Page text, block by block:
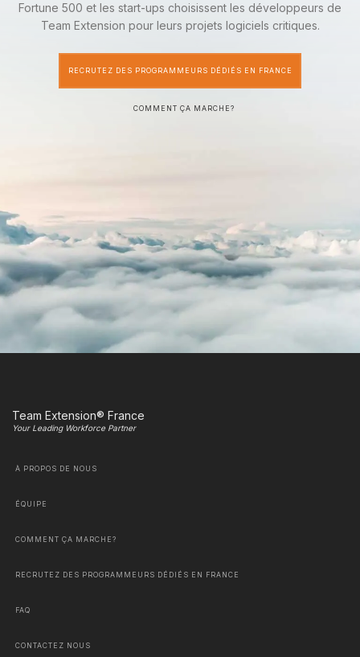
Fortune 500 et les start-ups choisissent les développeurs de
Team Extension pour leurs projets logiciels critiques.
RECRUTEZ DES PROGRAMMEURS DÉDIÉS EN FRANCE
COMMENT ÇA MARCHE?
Team Extension® France
Your Leading Workforce Partner
À PROPOS DE NOUS
ÉQUIPE
COMMENT ÇA MARCHE?
RECRUTEZ DES PROGRAMMEURS DÉDIÉS EN FRANCE
FAQ
CONTACTEZ NOUS